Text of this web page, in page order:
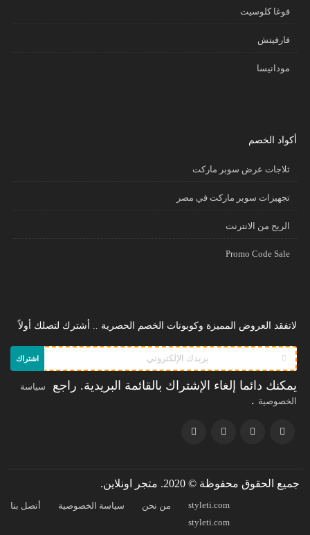
فوغا كلوسيت
فارفيتش
مودانيسا
أكواد الخصم
ثلاجات عرض سوبر ماركت
تجهيزات سوبر ماركت في مصر
الريح من الانترنت
Promo Code Sale
لاتفقد العروض المميزة وكوبونات الخصم الحصرية .. أشترك لتصلك أولاً
اشتراك
يمكنك دائما إلغاء الإشتراك بالقائمة البريدية. راجع
سياسة
الخصوصية .
جميع الحقوق محفوظة © 2020. متجر اونلاين.
أتصل بنا سياسة الخصوصية من نحن
styleti.com
styleti.com